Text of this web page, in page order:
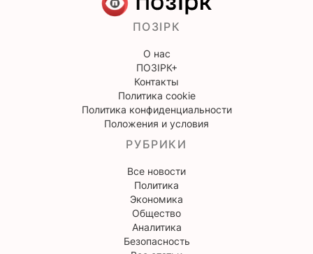
ПОЗІРК
О нас
ПОЗІРК+
Контакты
Политика cookie
Политика конфиденциальности
Положения и условия
РУБРИКИ
Все новости
Политика
Экономика
Общество
Аналитика
Безопасность